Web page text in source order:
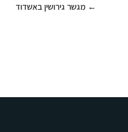
מגשר גירושין באשדוד